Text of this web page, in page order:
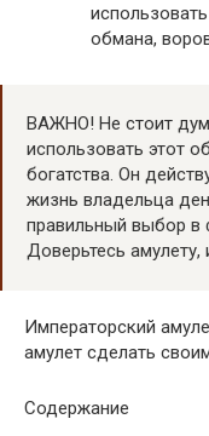
обмана,
ВАЖНО! Не стоит
использовать этот
богатства. Он
жизнь владельца
правильный выбор в
Доверьтесь
Императорский
амулет сделать
Содержание